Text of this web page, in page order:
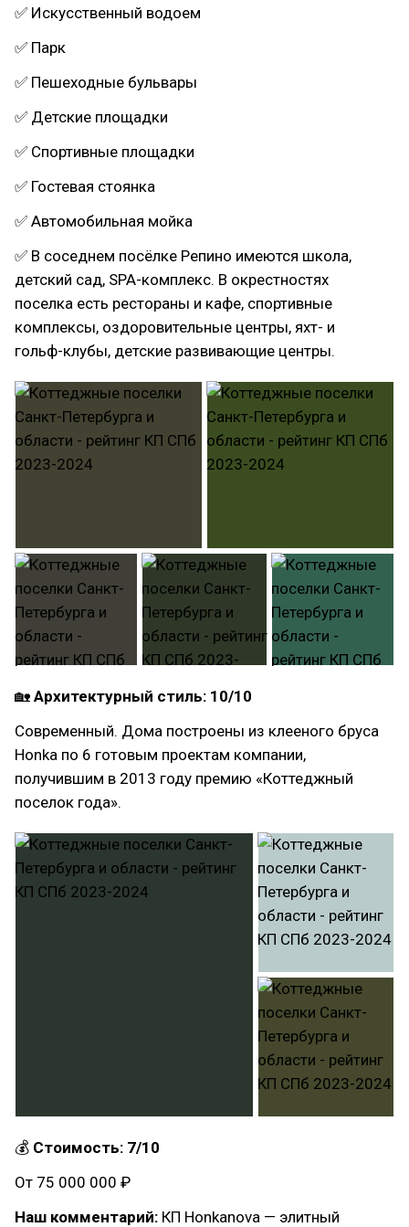
✅ Искусственный водоем
✅ Парк
✅ Пешеходные бульвары
✅ Детские площадки
✅ Спортивные площадки
✅ Гостевая стоянка
✅ Автомобильная мойка
✅ В соседнем посёлке Репино имеются школа,
детский сад, SPA-комплекс. В окрестностях
поселка есть рестораны и кафе, спортивные
комплексы, оздоровительные центры, яхт- и
гольф-клубы, детские развивающие центры.
🏡 Архитектурный стиль: 10/10
Современный. Дома построены из клееного бруса
Honka по 6 готовым проектам компании,
получившим в 2013 году премию «Коттеджный
поселок года».
💰 Стоимость: 7/10
От 75 000 000 ₽
Наш комментарий: КП Honkanova — элитный